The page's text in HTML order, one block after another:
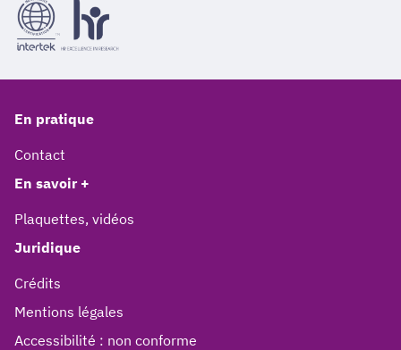
En pratique
Contact
En savoir +
Plaquettes, vidéos
Juridique
Crédits
Mentions légales
Accessibilité : non conforme